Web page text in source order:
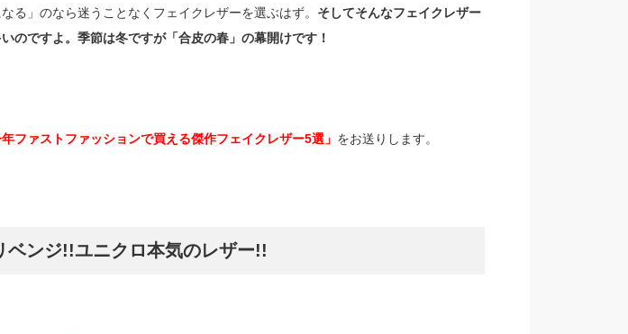
る」のなら迷うことなくフェイクレザーを選ぶはず。 そしてそんなフェイクレザー
のですよ。季節は冬ですが「合皮の春」の幕開けです！
年ファストファッションで買える傑作フェイクレザー5選」 をお送りします。
ベンジ!!ユニクロ本気のレザー!!